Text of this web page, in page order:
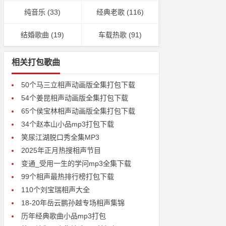
纯音乐 (33) 经典老歌(116)
结婚歌曲 (19) 车载热歌(91)
相关打包歌曲
50个马三立相声动画版全集打包下载
54个姜昆相声动画版全集打包下载
65个侯宝林相声动画版全集打包下载
34个赵本山小品mp3打包下载
笑尿江湖脱口秀全集MP3
2025年正月热搜相声节目
变通_受用一生的学问mp3全集下载
99个相声最热排行榜打包下载
110个刘宝瑞相声大全
18-20年岳云鹏孙越专场相声集锦
历年经典歌曲小品mp3打包